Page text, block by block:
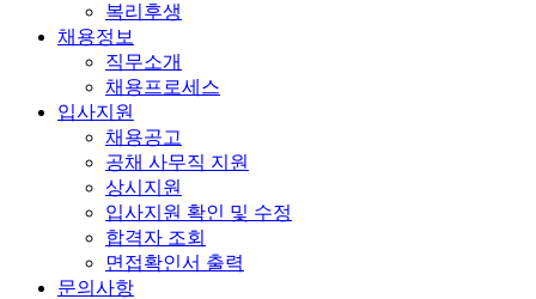
복리후생
채용정보
직무소개
채용프로세스
입사지원
채용공고
공채 사무직 지원
상시지원
입사지원 확인 및 수정
합격자 조회
면접확인서 출력
문의사항